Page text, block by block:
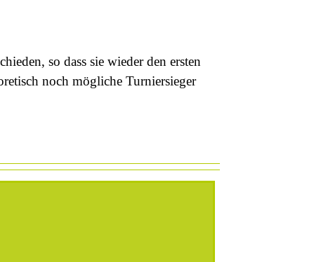
so dass sie wieder den ersten
noch mögliche Turniersieger